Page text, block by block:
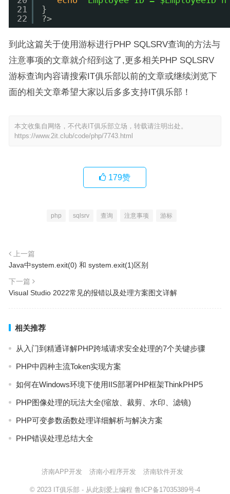
21
22
}
?>
到此这篇关于使用游标进行PHP SQLSRV查询的方法与
注意事项的文章就介绍到这了,更多相关PHP SQLSRV
游标查询内容请搜索IT俱乐部以前的文章或继续浏览下
面的相关文章希望大家以后多多支持IT俱乐部！
本文收集自网络，不代表IT俱乐部立场，转载请注明出处。
https://www.2it.club/code/php/7743.html
179赞
php sqlsrv 查询 注意事项 游标
上一篇
Java中system.exit(0) 和 system.exit(1)区别
下一篇
Visual Studio 2022常见的报错以及处理方案图文详解
相关推荐
从入门到精通详解PHP跨域请求安全处理的7个关键步骤
PHP中四种主流Token实现方案
如何在Windows环境下使用IIS部署PHP框架ThinkPHP5
PHP图像处理的玩法大全(缩放、裁剪、水印、滤镜)
PHP可变参数函数处理详细解析与解决方案
PHP错误处理总结大全
济南APP开发 济南小程序开发 济南软件开发
© 2023 IT俱乐部 - 从此刻爱上编程 鲁ICP备17035389号-4